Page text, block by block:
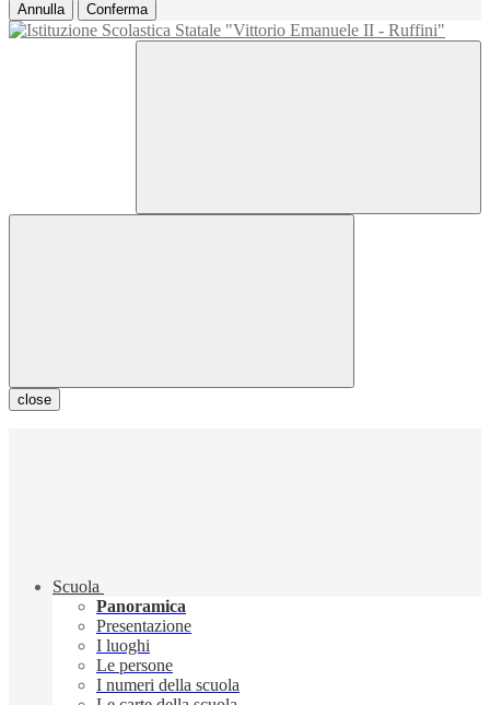
Annulla Conferma
close
Scuola
Panoramica
Presentazione
I luoghi
Le persone
I numeri della scuola